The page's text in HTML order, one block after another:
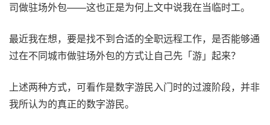
司做驻场外包——这也正是为何上文中说我在当临时工。
最近我在想，要是找不到合适的全职远程工作，是否能够通
过在不同城市做驻场外包的方式让自己先「游」起来？
上述两种方式，可看作是数字游民入门时的过渡阶段，并非
我所认为的真正的数字游民。